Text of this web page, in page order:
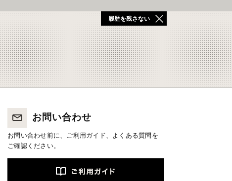
履歴を残さない
お問い合わせ
お問い合わせ前に、ご利用ガイド、よくある質問を
ご確認ください。